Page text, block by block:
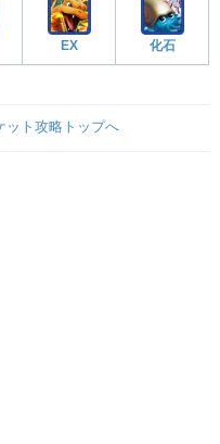
EX 化石
ット攻略トップへ